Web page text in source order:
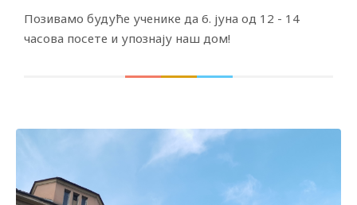
Позивамо будуће ученике да 6. јуна од 12 - 14
часова посете и упознају наш дом!